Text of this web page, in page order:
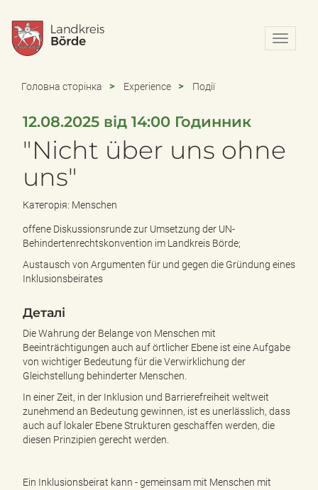
N
a
o
u
d
Головна сторінка Experience Події
12.08.2025 від 14:00 Годинник
"Nicht über uns ohne
uns"
Категорія: Menschen
offene Diskussionsrunde zur Umsetzung der UN-
Behindertenrechtskonvention im Landkreis Börde;
Austausch von Argumenten für und gegen die Gründung eines
Inklusionsbeirates
Деталі
Die Wahrung der Belange von Menschen mit
Beeinträchtigungen auch auf örtlicher Ebene ist eine Aufgabe
von wichtiger Bedeutung für die Verwirklichung der
Gleichstellung behinderter Menschen.
In einer Zeit, in der Inklusion und Barrierefreiheit weltweit
zunehmend an Bedeutung gewinnen, ist es unerlässlich, dass
auch auf lokaler Ebene Strukturen geschaffen werden, die
diesen Prinzipien gerecht werden.
Ein Inklusionsbeirat kann - gemeinsam mit Menschen mit